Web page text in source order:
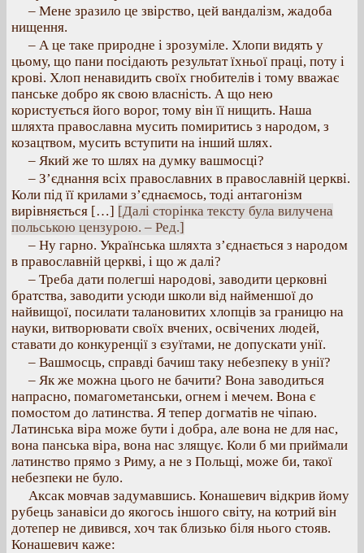
– Мене зразило це звірство, цей вандалізм, жадоба
нищення.
– А це таке природне і зрозуміле. Хлопи видять у
цьому, що пани посідають результат їхньої праці, поту і
крові. Хлоп ненавидить своїх гнобителів і тому вважає
панське добро як свою власність. А що нею
користується його ворог, тому він її нищить. Наша
шляхта православна мусить помиритись з народом, з
козацтвом, мусить вступити на інший шлях.
– Який же то шлях на думку вашмосці?
– З’єднання всіх православних в православній церкві.
Коли під її крилами з’єднаємось, тоді антагонізм
вирівняється […] [Далі сторінка тексту була вилучена
польською цензурою. – Ред.]
– Ну гарно. Українська шляхта з’єднається з народом
в православній церкві, і що ж далі?
– Треба дати полегші народові, заводити церковні
братства, заводити усюди школи від найменшої до
найвищої, посилати талановитих хлопців за границю на
науки, витворювати своїх вчених, освічених людей,
ставати до конкуренції з єзуїтами, не допускати унії.
– Вашмосць, справді бачиш таку небезпеку в унії?
– Як же можна цього не бачити? Вона заводиться
напрасно, помагометанськи, огнем і мечем. Вона є
помостом до латинства. Я тепер догматів не чіпаю.
Латинська віра може бути і добра, але вона не для нас,
вона панська віра, вона нас злящує. Коли б ми приймали
латинство прямо з Риму, а не з Польщі, може би, такої
небезпеки не було.
Аксак мовчав задумавшись. Конашевич відкрив йому
рубець занавіси до якогось іншого світу, на котрий він
дотепер не дивився, хоч так близько біля нього стояв.
Конашевич каже: